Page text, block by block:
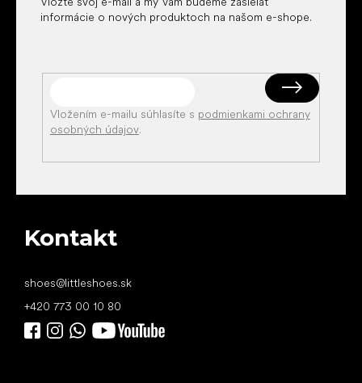
informácie o nových produktoch na našom e-shope.
Vložením e-mailu súhlasíte s podmienkami ochrany
osobných údajov.
Kontakt
shoes@littleshoes.sk
+420 773 00 10 80